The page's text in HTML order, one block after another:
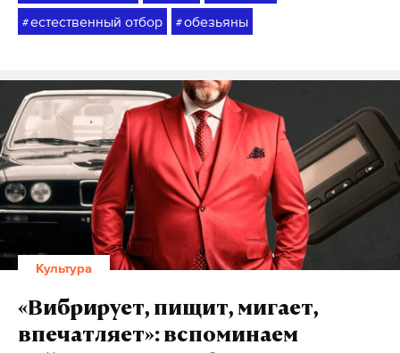
#естественный отбор #обезьяны
Культура
«Вибрирует, пищит, мигает,
впечатляет»: вспоминаем